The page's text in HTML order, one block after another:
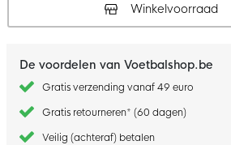
Winkelvoorraad
De voordelen van Voetbalshop.be
Gratis verzending vanaf 49 euro
Gratis retourneren* (60 dagen)
Veilig (achteraf) betalen